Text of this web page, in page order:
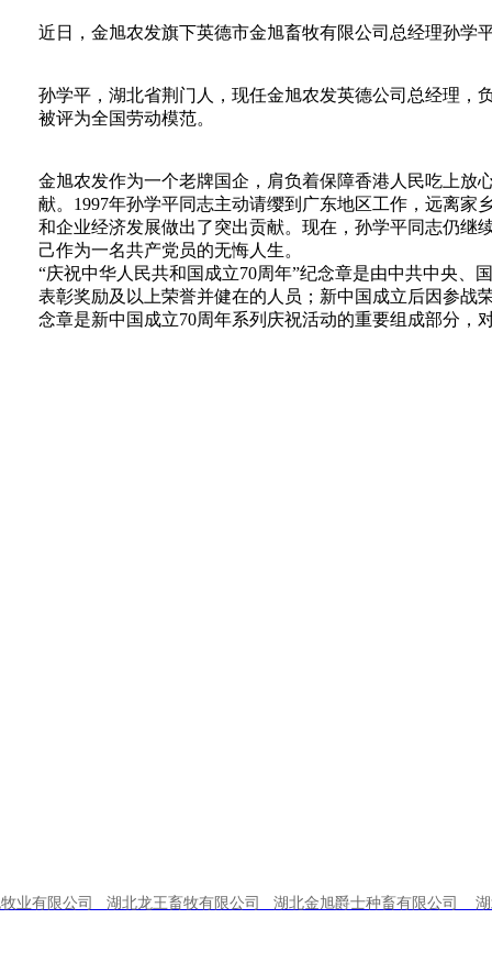
业有限公司 湖北龙王畜牧有限公司 湖北金旭爵士种畜有限公司
近日，金旭农发旗下英德市金旭畜牧有限公司总经理孙学
孙学平，湖北省荆门人，现任金旭农发英德公司总经理，
被评为全国劳动模范。
金旭农发作为一个老牌国企，肩负着保障香港人民吃上放
献。1997年孙学平同志主动请缨到广东地区工作，远离
和企业经济发展做出了突出贡献。现在，孙学平同志仍继
己作为一名共产党员的无悔人生。
“庆祝中华人民共和国成立70周年”纪念章是由中共中央
表彰奖励及以上荣誉并健在的人员；新中国成立后因参战
念章是新中国成立70周年系列庆祝活动的重要组成部分